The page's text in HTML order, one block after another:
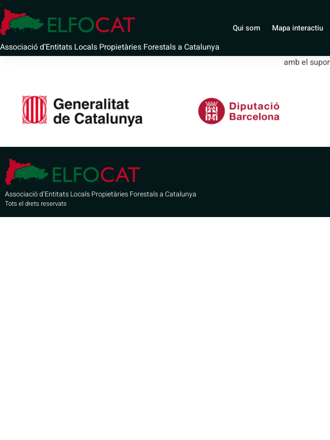
Associació d’Entitats Locals Propietàries Forestals a Catalunya
Qui som Mapa interactiu
Ajuntament de La
amb el
Associació d’Entitats Locals Propietàries Forestals a Catalunya
Tots el drets reservats